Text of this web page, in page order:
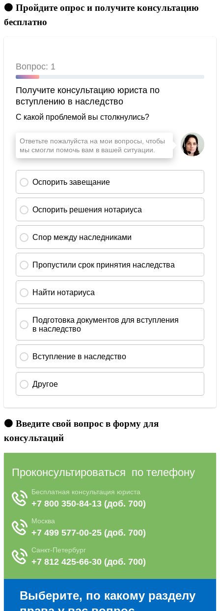
🟠 Пройдите опрос и получите консультацию
бесплатно
🟠 Введите свой вопрос в форму для
консультаций